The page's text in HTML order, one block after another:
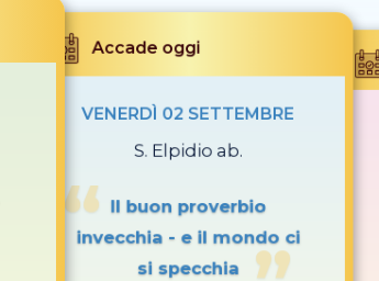
Accade oggi
VENERDÌ 02 SETTEMBRE
S. Elpidio ab.
Il buon proverbio
invecchia - e il mondo ci
si specchia